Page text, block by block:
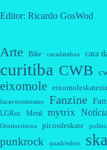
Editor: Ricardo GosWod
Arte Bike caradatabua cara
curitiba CWB
eixomole
facavocemesmo Fanzine
LGRoc Metal mytrix
Ornitorrincos picosdeskate
punkrock quadrinhos